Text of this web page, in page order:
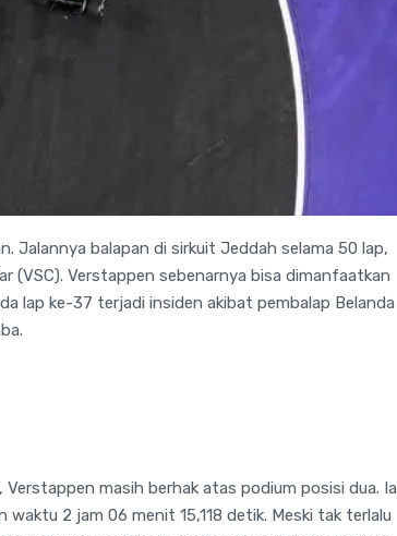
Jalannya balapan di sirkuit Jeddah selama 50 lap,
(VSC). Verstappen sebenarnya bisa dimanfaatkan
lap ke-37 terjadi insiden akibat pembalap Belanda
masih berhak atas podium posisi dua. Ia
2 jam 06 menit 15,118 detik. Meski tak terlalu